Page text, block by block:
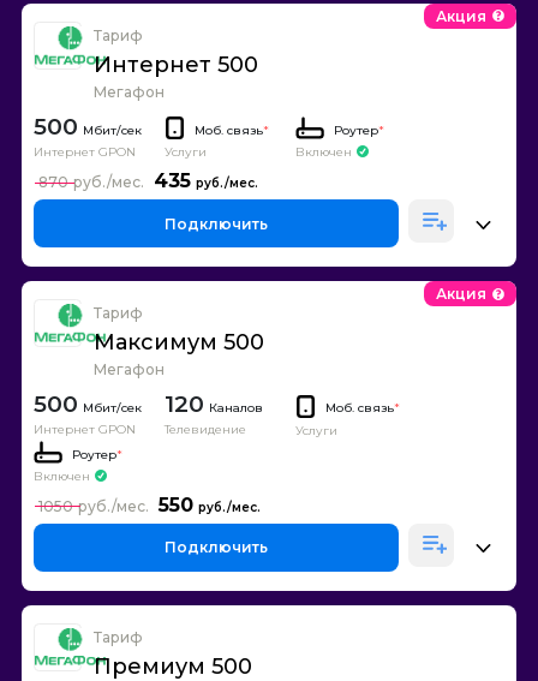
Тариф
Интернет 500
Мегафон
Акция
500
Интернет GPON
Моб. связь*
Услуги
Роутер*
Включен
435
870
Подключить
Тариф
Максимум 500
Мегафон
Акция
500
Интернет GPON
120 Каналов
Телевидение
Моб. связь*
Услуги
Роутер*
Включен
550
1050
Подключить
Тариф
Премиум 500